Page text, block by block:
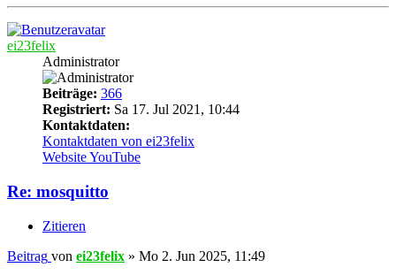
ei23felix
Administrator
Beiträge: 366
Registriert: Sa 17. Jul 2021, 10:44
Kontaktdaten:
Kontaktdaten von ei23felix
WebsiteYouTube
Re: mosquitto
Zitieren
Beitrag von ei23felix » Mo 2. Jun 2025, 11:49